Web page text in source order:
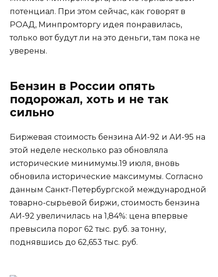
потенциал. При этом сейчас, как говорят в
РОАД, Минпромторгу идея понравилась,
только вот будут ли на это деньги, там пока не
уверены.
Бензин в России опять
подорожал, хоть и не так
сильно
Биржевая стоимость бензина АИ-92 и АИ-95 на
этой неделе несколько раз обновляла
исторические минимумы.19 июля, вновь
обновила исторические максимумы. Согласно
данным Санкт-Петербургской международной
товарно-сырьевой биржи, стоимость бензина
АИ-92 увеличилась на 1,84%: цена впервые
превысила порог 62 тыс. руб. за тонну,
поднявшись до 62,653 тыс. руб.